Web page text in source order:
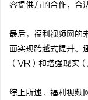
容提供方的合作，合
最后，福利视频网的
面实现跨越式提升。
（VR）和增强现实
综上所述，福利视频